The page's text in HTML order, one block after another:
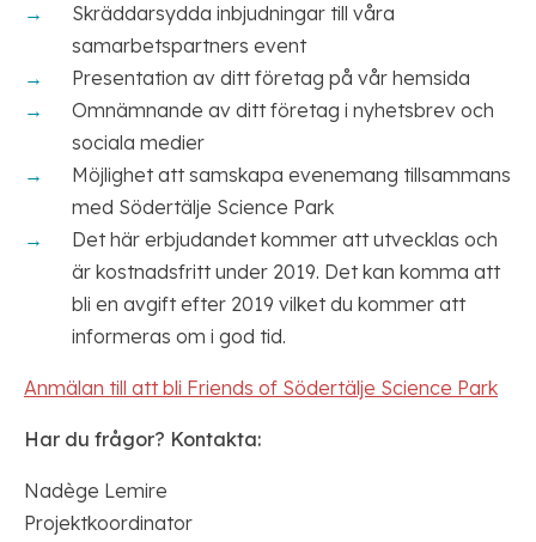
Skräddarsydda inbjudningar till våra
samarbetspartners event
Presentation av ditt företag på vår hemsida
Omnämnande av ditt företag i nyhetsbrev och
sociala medier
Möjlighet att samskapa evenemang tillsammans
med Södertälje Science Park
Det här erbjudandet kommer att utvecklas och
är kostnadsfritt under 2019. Det kan komma att
bli en avgift efter 2019 vilket du kommer att
informeras om i god tid.
Anmälan till att bli Friends of Södertälje Science Park
Har du frågor? Kontakta:
Nadège Lemire
Projektkoordinator